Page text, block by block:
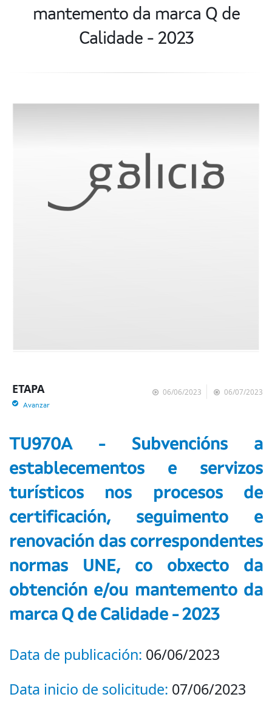
mantemento da marca Q de
Calidade - 2023
06/06/2023 06/07/2023
ETAPA
Avanzar
TU970A - Subvencións a
establecementos e servizos
turísticos nos procesos de
certificación, seguimento e
renovación das correspondentes
normas UNE, co obxecto da
obtención e/ou mantemento da
marca Q de Calidade - 2023
Data de publicación: 06/06/2023
Data inicio de solicitude: 07/06/2023